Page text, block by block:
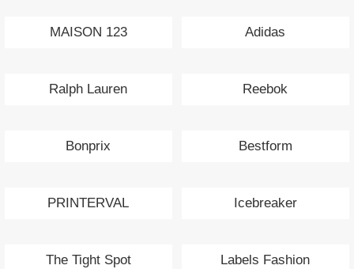
MAISON 123 Adidas
Ralph Lauren Reebok
Bonprix Bestform
PRINTERVAL Icebreaker
The Tight Spot Labels Fashion